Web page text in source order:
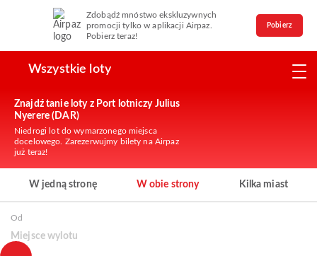
Zdobądź mnóstwo ekskluzywnych
promocji tylko w aplikacji Airpaz.
Pobierz teraz!
Pobierz
Wszystkie loty
Znajdź tanie loty z Port lotniczy Julius
Nyerere (DAR)
Niedrogi lot do wymarzonego miejsca
docelowego. Zarezerwujmy bilety na Airpaz
już teraz!
W jedną stronę W obie strony Kilka miast
Od
Miejsce wylotu